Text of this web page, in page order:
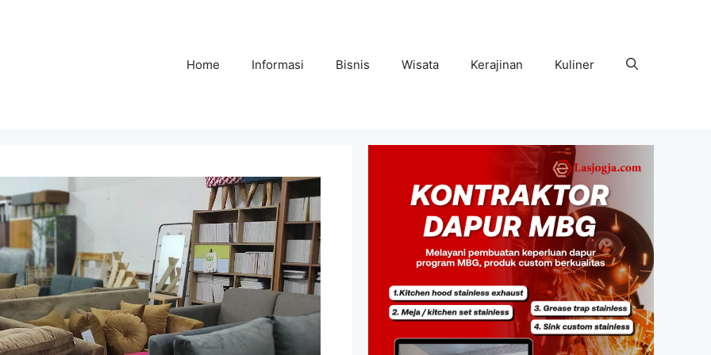
Home Informasi Bisnis Wisata Kerajinan Kuliner